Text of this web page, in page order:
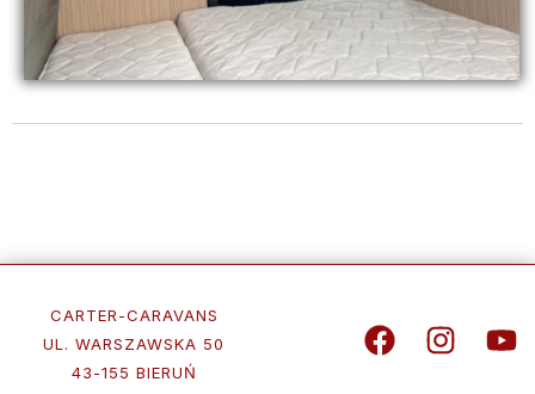
CARTER-CARAVANS
UL. WARSZAWSKA 50
43-155 BIERUŃ